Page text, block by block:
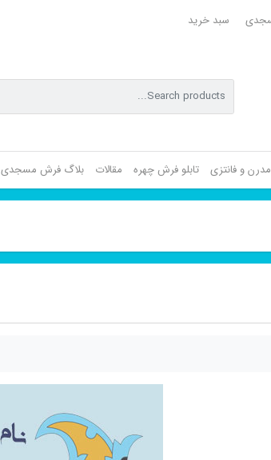
سبد خرید
و فانتزی تابلو فرش چهره مقالات بلاگ فرش مسجدی